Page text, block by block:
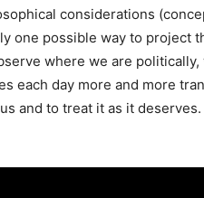
considerations
one possible way to project
where we are
each day more and more
and to treat it as it deserves.